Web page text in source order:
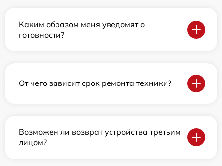
Каким образом меня уведомят о
готовности?
От чего зависит срок ремонта техники?
Возможен ли возврат устройства третьим
лицом?